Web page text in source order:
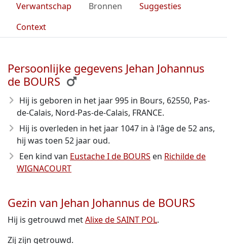
Verwantschap
Bronnen
Suggesties
Context
Persoonlijke gegevens Jehan Johannus
de BOURS
Hij is geboren in het jaar 995 in Bours, 62550, Pas-
de-Calais, Nord-Pas-de-Calais, FRANCE.
Hij is overleden in het jaar 1047 in à l'âge de 52 ans,
hij was toen 52 jaar oud.
Een kind van Eustache I de BOURS en Richilde de
WIGNACOURT
Gezin van Jehan Johannus de BOURS
Hij is getrouwd metAlixe de SAINT POL.
Zij zijn getrouwd.